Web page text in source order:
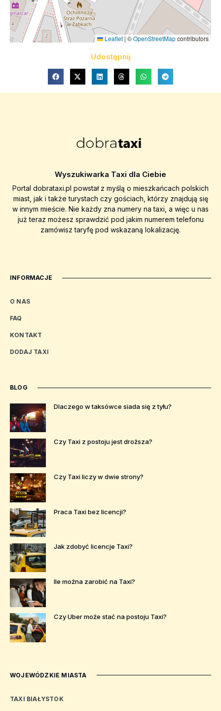
Leaflet | ©OpenStreetMapcontributors
Udostępnij
Wyszukiwarka Taxi dla Ciebie
Portal dobrataxi.pl powstał z myślą o mieszkańcach polskich
miast, jak i także turystach czy gościach, którzy znajdują się
w innym mieście. Nie każdy zna numery na taxi, a więc u nas
już teraz możesz sprawdzić pod jakim numerem telefonu
zamówisz taryfę pod wskazaną lokalizację.
INFORMACJE
O NAS
FAQ
KONTAKT
DODAJ TAXI
BLOG
Dlaczego w taksówce siada się z tyłu?
Czy Taxi z postoju jest droższa?
Czy Taxi liczy w dwie strony?
Praca Taxi bez licencji?
Jak zdobyć licencje Taxi?
Ile można zarobić na Taxi?
Czy Uber może stać na postoju Taxi?
WOJEWÓDZKIE MIASTA
TAXI BIAŁYSTOK